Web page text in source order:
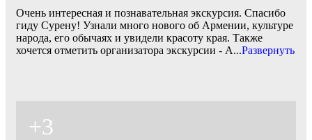
Очень интересная и познавательная экскурсия. Спасибо
гиду Сурену! Узнали много нового об Армении, культуре
народа, его обычаях и увидели красоту края. Также
хочется отметить организатора экскурсии - А...Развернуть
+3